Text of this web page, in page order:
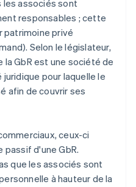
les associés sont
responsables ; cette
patrimoine privé
Selon le législateur,
GbR est une société de
pour laquelle le
afin de couvrir ses
ceux-ci
d'une GbR.
que les associés sont
à hauteur de la